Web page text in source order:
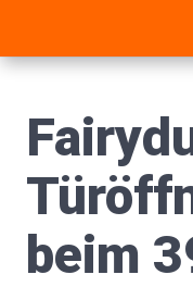
beim